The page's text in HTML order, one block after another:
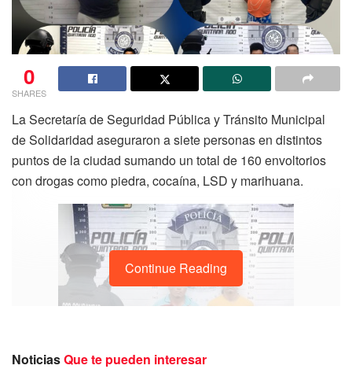
0
SHARES
La Secretaría de Seguridad Pública y Tránsito Municipal
de Solidaridad aseguraron a siete personas en distintos
puntos de la ciudad sumando un total de 160 envoltorios
con drogas como piedra, cocaína, LSD y marihuana.
Continue Reading
NoticiasQue te pueden interesar